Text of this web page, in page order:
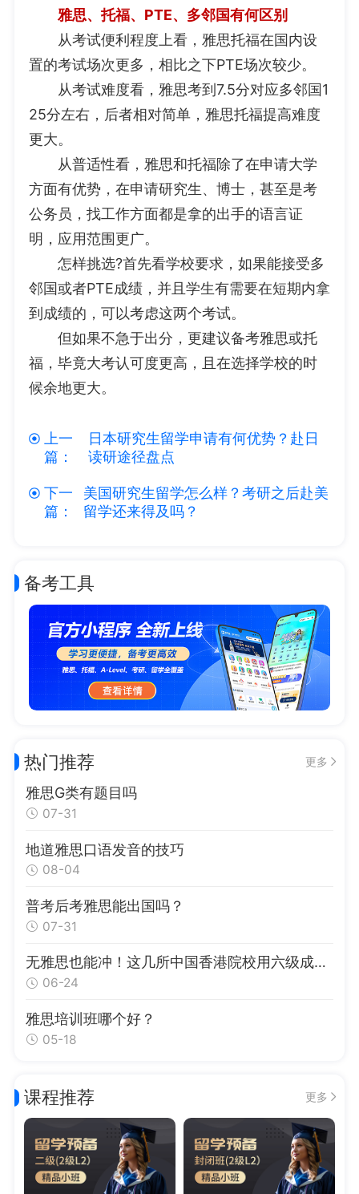
雅思、托福、PTE、多邻国有何区别
从考试便利程度上看，雅思托福在国内设
置的考试场次更多，相比之下PTE场次较少。
从考试难度看，雅思考到7.5分对应多邻国1
25分左右，后者相对简单，雅思托福提高难度
更大。
从普适性看，雅思和托福除了在申请大学
方面有优势，在申请研究生、博士，甚至是考
公务员，找工作方面都是拿的出手的语言证
明，应用范围更广。
怎样挑选?首先看学校要求，如果能接受多
邻国或者PTE成绩，并且学生有需要在短期内拿
到成绩的，可以考虑这两个考试。
但如果不急于出分，更建议备考雅思或托
福，毕竟大考认可度更高，且在选择学校的时
候余地更大。
上一
篇：
日本研究生留学申请有何优势？赴日
读研途径盘点
下一
篇：
美国研究生留学怎么样？考研之后赴美
留学还来得及吗？
备考工具
热门推荐 更多
雅思G类有题目吗
07-31
地道雅思口语发音的技巧
08-04
普考后考雅思能出国吗？
07-31
无雅思也能冲！这几所中国香港院校用六级成绩也能申
06-24
雅思培训班哪个好？
05-18
课程推荐 更多